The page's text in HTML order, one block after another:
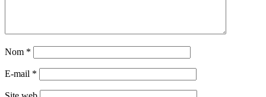
Nom *
E-mail *